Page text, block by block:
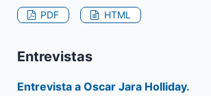
PDF
HTML
Entrevistas
Entrevista a Oscar Jara Holliday.